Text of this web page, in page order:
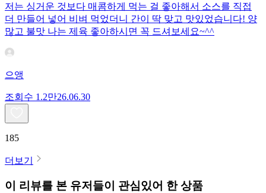
저는 싱거운 것보다 매콤하게 먹는 걸 좋아해서 소스를 직접
더 만들어 넣어 비벼 먹었더니 간이 딱 맞고 맛있었습니다! 양
많고 불맛 나는 제육 좋아하시면 꼭 드셔보세요~^^
으앵
조회수 1.2만26.06.30
185
더보기
이 리뷰를 본 유저들이 관심있어 한 상품